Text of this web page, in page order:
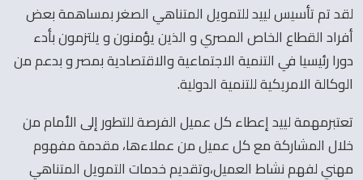
لقد تم تأسيس لييد للتمويل المتناهي الصغر بمساهمة بعض
أفراد القطاع الخاص المصري و الذين يؤمنون و يلتزمون بأدء
دورا رئيسيا في التنمية الاجتماعية والاقتصادية بمصر و بدعم من
الوكالة الامريكية للتنمية الدولية.
تعتبرمهمة لييد إعطاء كل عميل الفرصة للتطور إلى الأمام من
خلال المشاركة مع كل عميل من عملاءها، مقدمة مفهوم
مهني لفهم نشاط العميل،وتقديم خدمات التمويل المتناهي